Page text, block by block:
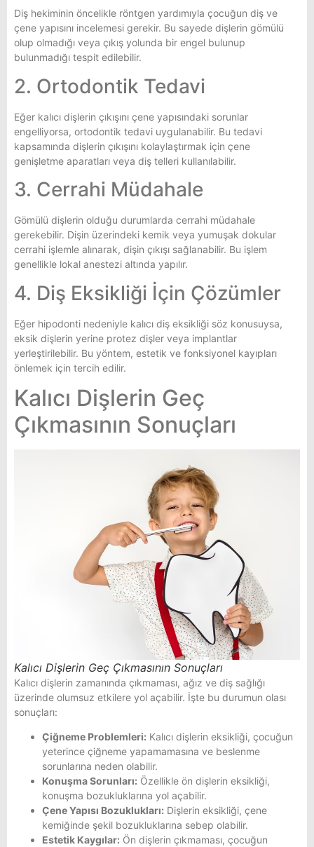
Diş hekiminin öncelikle röntgen yardımıyla çocuğun diş ve
çene yapısını incelemesi gerekir. Bu sayede dişlerin gömülü
olup olmadığı veya çıkış yolunda bir engel bulunup
bulunmadığı tespit edilebilir.
2. Ortodontik Tedavi
Eğer kalıcı dişlerin çıkışını çene yapısındaki sorunlar
engelliyorsa, ortodontik tedavi uygulanabilir. Bu tedavi
kapsamında dişlerin çıkışını kolaylaştırmak için çene
genişletme aparatları veya diş telleri kullanılabilir.
3. Cerrahi Müdahale
Gömülü dişlerin olduğu durumlarda cerrahi müdahale
gerekebilir. Dişin üzerindeki kemik veya yumuşak dokular
cerrahi işlemle alınarak, dişin çıkışı sağlanabilir. Bu işlem
genellikle lokal anestezi altında yapılır.
4. Diş Eksikliği İçin Çözümler
Eğer hipodonti nedeniyle kalıcı diş eksikliği söz konusuysa,
eksik dişlerin yerine protez dişler veya implantlar
yerleştirilebilir. Bu yöntem, estetik ve fonksiyonel kayıpları
önlemek için tercih edilir.
Kalıcı Dişlerin Geç
Çıkmasının Sonuçları
Kalıcı Dişlerin Geç Çıkmasının Sonuçları
Kalıcı dişlerin zamanında çıkmaması, ağız ve diş sağlığı
üzerinde olumsuz etkilere yol açabilir. İşte bu durumun olası
sonuçları:
Çiğneme Problemleri: Kalıcı dişlerin eksikliği, çocuğun
yeterince çiğneme yapamamasına ve beslenme
sorunlarına neden olabilir.
Konuşma Sorunları: Özellikle ön dişlerin eksikliği,
konuşma bozukluklarına yol açabilir.
Çene Yapısı Bozuklukları: Dişlerin eksikliği, çene
kemiğinde şekil bozukluklarına sebep olabilir.
Estetik Kaygılar: Ön dişlerin çıkmaması, çocuğun